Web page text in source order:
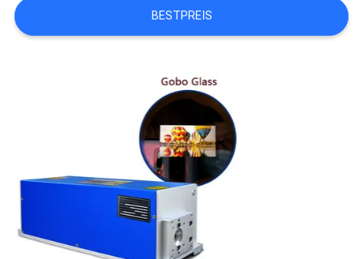
ZITAT
BESTPREIS